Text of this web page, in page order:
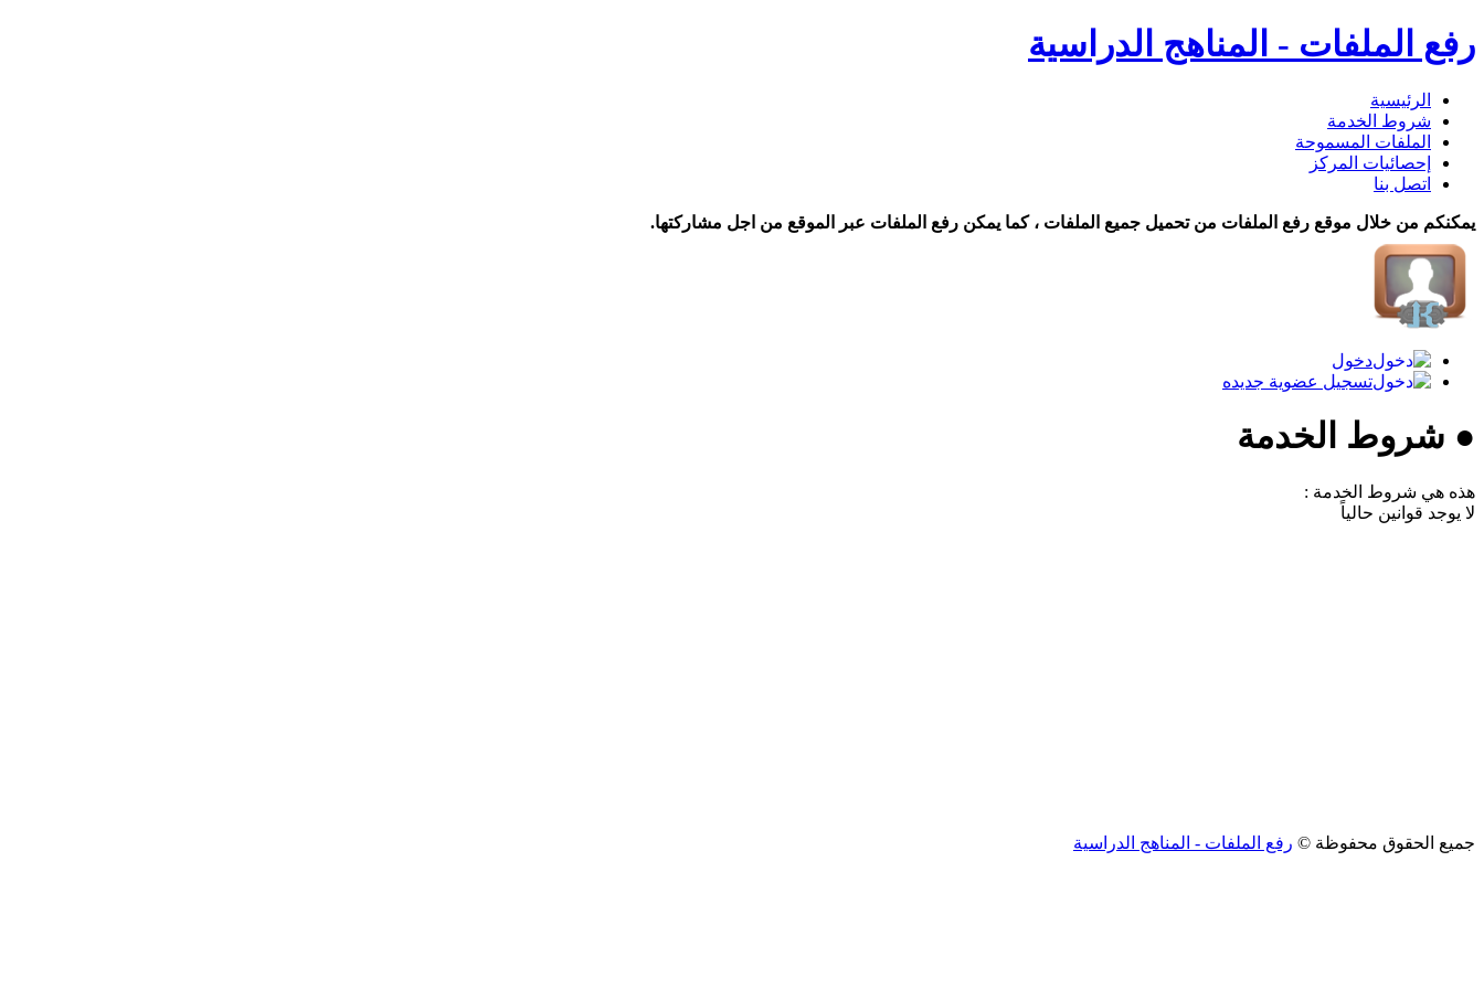
رفع الملفات - المناهج الدراسية
الرئيسية
شروط الخدمة
الملفات المسموحة
إحصائيات المركز
اتصل بنا
يمكنكم من خلال موقع رفع الملفات من تحميل جميع الملفات ، كما يمكن رفع الملفات عبر الموقع من اجل مشاركتها.
دخول
تسجيل عضوية جديده
● شروط الخدمة
هذه هي شروط الخدمة :
لا يوجد قوانين حالياً
جميع الحقوق محفوظة © رفع الملفات - المناهج الدراسية